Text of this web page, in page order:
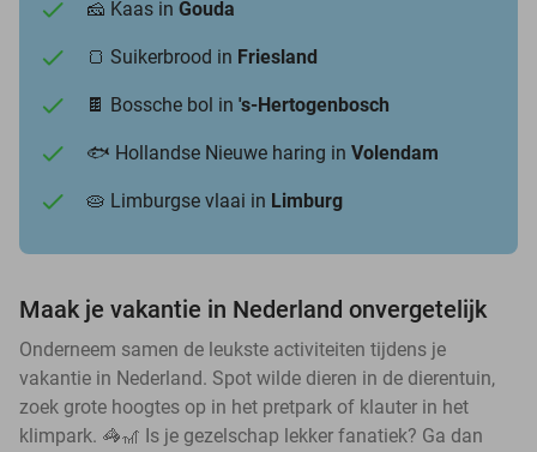
🧀 Kaas in Gouda
🍞 Suikerbrood in Friesland
🍫 Bossche bol in 's-Hertogenbosch
🐟 Hollandse Nieuwe haring in Volendam
🥧 Limburgse vlaai in Limburg
Maak je vakantie in Nederland onvergetelijk
Onderneem samen de leukste activiteiten tijdens je
vakantie in Nederland. Spot wilde dieren in de dierentuin,
zoek grote hoogtes op in het pretpark of klauter in het
klimpark. 🦓🎢 Is je gezelschap lekker fanatiek? Ga dan